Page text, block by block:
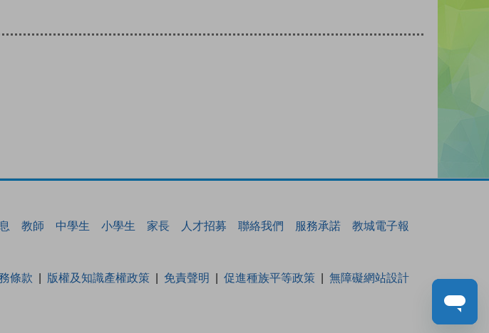
教師 中學生 小學生 家長 人才招募 聯絡我們 服務承諾 教城電子報
條款 版權及知識產權政策 免責聲明 促進種族平等政策 無障礙網站設計